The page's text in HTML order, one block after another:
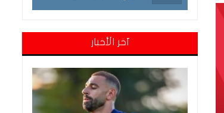
آخر الأخبار